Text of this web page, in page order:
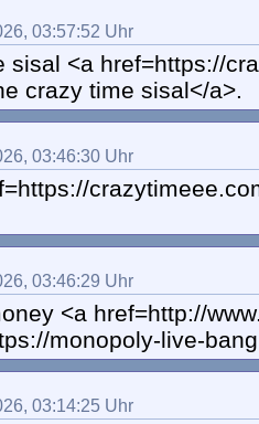
03:57:52 Uhr
sisal <a href=https://
crazy time sisal</a>.
03:46:30 Uhr
03:46:29 Uhr
<a href=http://
monopoly-live-
03:14:25 Uhr